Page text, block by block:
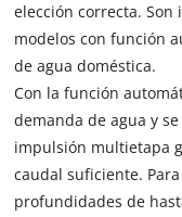
elección correcta.
modelos con función
de agua doméstica.
Con la función
demanda de agua y
impulsión multietapa
caudal suficiente.
profundidades de